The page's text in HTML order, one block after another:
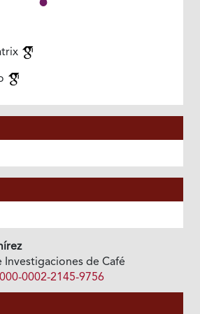
de Café
0002-2145-9756